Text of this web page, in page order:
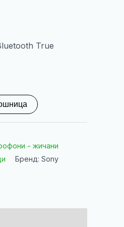
True
- жичани
Бренд: Sony